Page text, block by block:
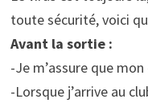
toute sécurité, voici
Avant la sortie :
-Je m’assure que
-Lorsque j’arrive au